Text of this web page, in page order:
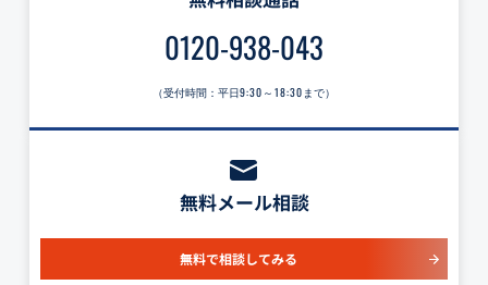
0120-938-043
（受付時間：平日9:30～18:30 まで）
無料メール相談
無料で相談してみる